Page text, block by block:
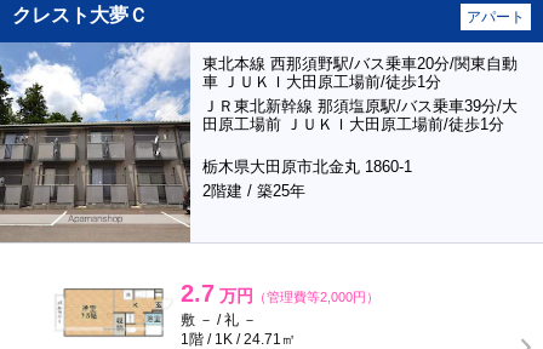
クレスト大夢Ｃ アパート
東北本線 西那須野駅/バス乗車20分/関東自動
車 ＪＵＫＩ大田原工場前/徒歩1分
ＪＲ東北新幹線 那須塩原駅/バス乗車39分/大
田原工場前 ＪＵＫＩ大田原工場前/徒歩1分
栃木県大田原市北金丸 1860-1
2階建 / 築25年
2.7 万円 （管理費等2,000円）
敷 － / 礼 －
1階 / 1K / 24.71㎡